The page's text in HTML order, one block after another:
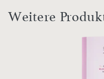
Weitere